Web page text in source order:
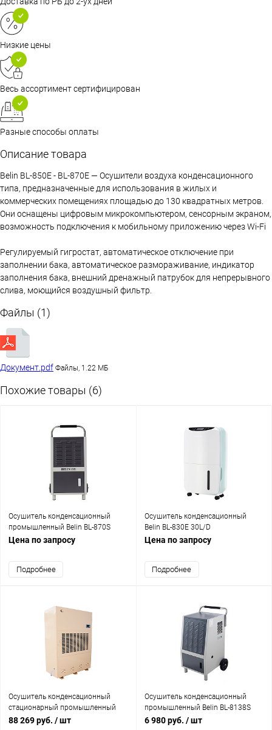
Низкие цены
Весь ассортимент сертифицирован
Разные способы оплаты
Описание товара
Belin BL-850E - BL-870E — Осушители воздуха конденсационного
типа, предназначенные для использования в жилых и
коммерческих помещениях площадью до 130 квадратных метров.
Они оснащены цифровым микрокомпьютером, сенсорным экраном,
возможность подключения к мобильному приложению через Wi-Fi
Регулируемый гигростат, автоматическое отключение при
заполнении бака, автоматическое размораживание, индикатор
заполнения бака, внешний дренажный патрубок для непрерывного
слива, моющийся воздушный фильтр.
Файлы (1)
Документ.pdf Файлы, 1.22 МБ
Похожие товары (6)
Осушитель конденсационный
промышленный Belin BL-870S
70L/D
Цена по запросу
Подробнее
Осушитель конденсационный
Belin BL-830E 30L/D
Цена по запросу
Подробнее
Осушитель конденсационный
стационарный промышленный
SABIEL DP960
88 269 руб. / шт
Осушитель конденсационный
промышленный Belin BL-8138S
138L/D
6 980 руб. / шт